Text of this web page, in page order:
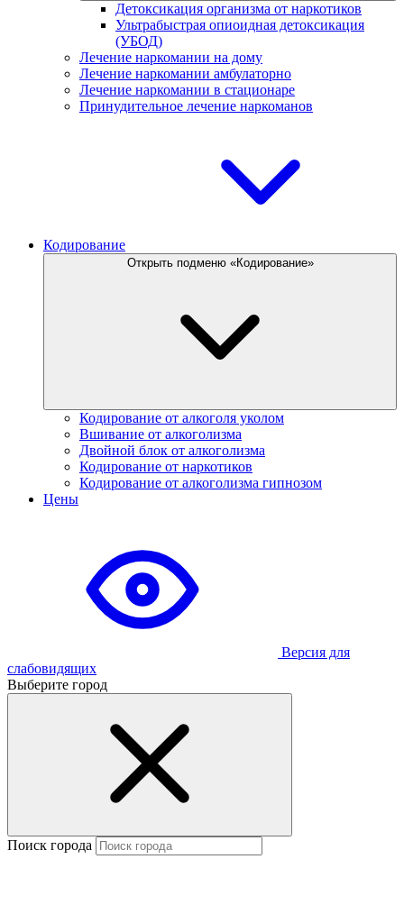
Детоксикация организма от наркотиков
Ультрабыстрая опиоидная детоксикация
(УБОД)
Лечение наркомании на дому
Лечение наркомании амбулаторно
Лечение наркомании в стационаре
Принудительное лечение наркоманов
Кодирование
Открыть подменю «Кодирование»
Кодирование от алкоголя уколом
Вшивание от алкоголизма
Двойной блок от алкоголизма
Кодирование от наркотиков
Кодирование от алкоголизма гипнозом
Цены
Версия для
слабовидящих
Выберите город
Поиск города